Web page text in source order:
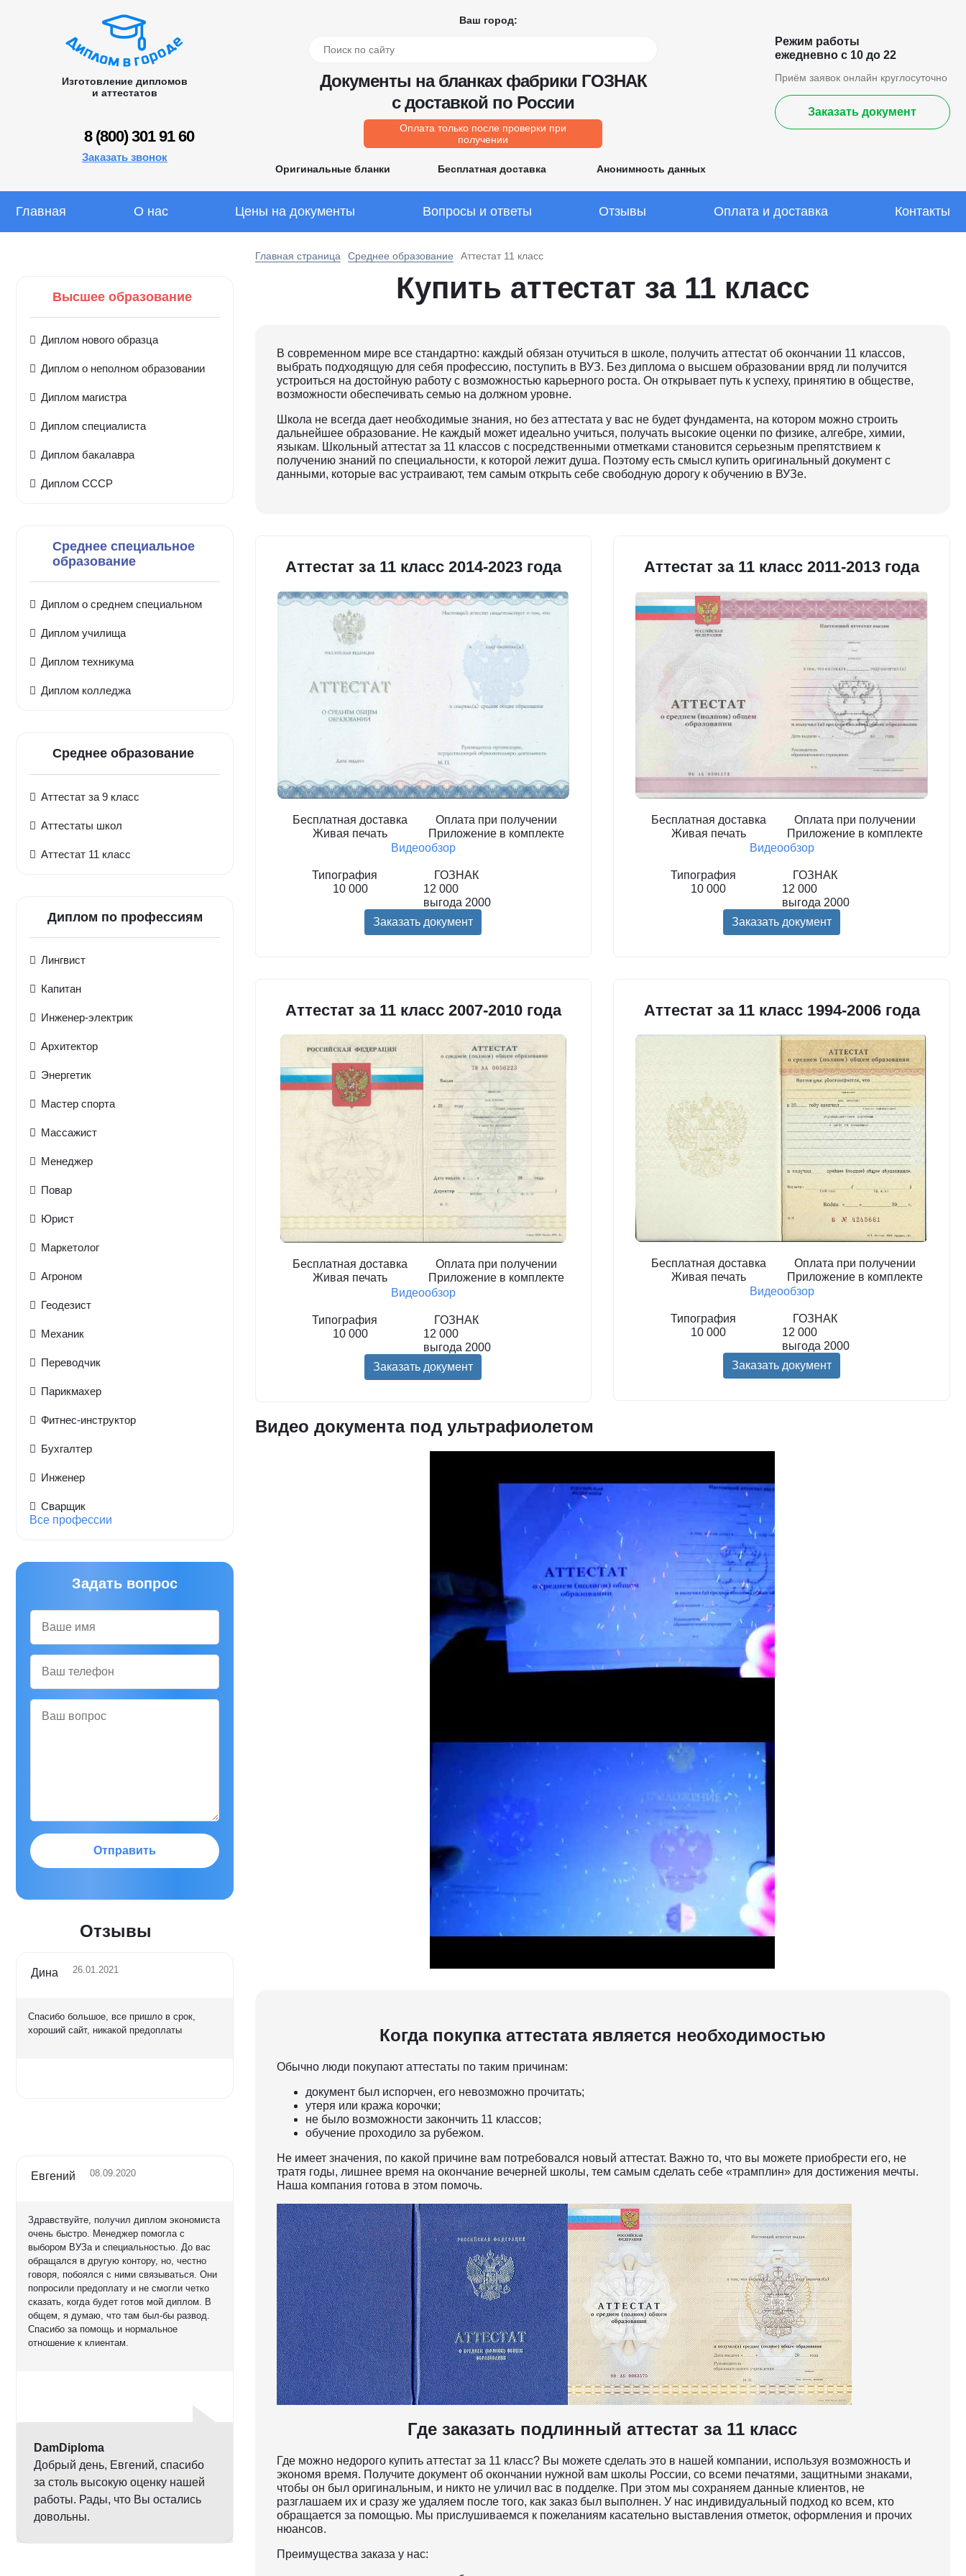
Изготовление дипломов
и аттестатов
8 (800) 301 91 60
Заказать звонок
Ваш город:
Документы на бланках фабрики ГОЗНАК
с доставкой по России
Оплата только после проверки при
получении
Оригинальные бланки Бесплатная доставка Анонимность данных
Режим работы
ежедневно с 10 до 22
Приём заявок онлайн круглосуточно
Заказать документ
Главная О нас Цены на документы Вопросы и ответы Отзывы Оплата и доставка Контакты
Главная страница Среднее образование Аттестат 11 класс
Высшее образование
Диплом нового образца
Диплом о неполном образовании
Диплом магистра
Диплом специалиста
Диплом бакалавра
Диплом СССР
Среднее специальное
образование
Диплом о среднем специальном
Диплом училища
Диплом техникума
Диплом колледжа
Среднее образование
Аттестат за 9 класс
Аттестаты школ
Аттестат 11 класс
Диплом по профессиям
Лингвист
Капитан
Инженер-электрик
Архитектор
Энергетик
Мастер спорта
Массажист
Менеджер
Повар
Юрист
Маркетолог
Агроном
Геодезист
Механик
Переводчик
Парикмахер
Фитнес-инструктор
Бухгалтер
Инженер
Сварщик
Все профессии
Задать вопрос
Отправить
Отзывы
Дина 26.01.2021
Спасибо большое, все пришло в срок,
хороший сайт, никакой предоплаты
Евгений 08.09.2020
Здравствуйте, получил диплом экономиста
очень быстро. Менеджер помогла с
выбором ВУЗа и специальностью. До вас
обращался в другую контору, но, честно
говоря, побоялся с ними связываться. Они
попросили предоплату и не смогли четко
сказать, когда будет готов мой диплом. В
общем, я думаю, что там был-бы развод.
Спасибо за помощь и нормальное
отношение к клиентам.
DamDiploma
Добрый день, Евгений, спасибо
за столь высокую оценку нашей
работы. Рады, что Вы остались
довольны.
Купить аттестат за 11 класс
В современном мире все стандартно: каждый обязан отучиться в школе, получить аттестат об окончании 11 классов,
выбрать подходящую для себя профессию, поступить в ВУЗ. Без диплома о высшем образовании вряд ли получится
устроиться на достойную работу с возможностью карьерного роста. Он открывает путь к успеху, принятию в обществе,
возможности обеспечивать семью на должном уровне.
Школа не всегда дает необходимые знания, но без аттестата у вас не будет фундамента, на котором можно строить
дальнейшее образование. Не каждый может идеально учиться, получать высокие оценки по физике, алгебре, химии,
языкам. Школьный аттестат за 11 классов с посредственными отметками становится серьезным препятствием к
получению знаний по специальности, к которой лежит душа. Поэтому есть смысл купить оригинальный документ с
данными, которые вас устраивают, тем самым открыть себе свободную дорогу к обучению в ВУЗе.
Аттестат за 11 класс 2014-2023 года
Бесплатная доставка
Живая печать
Оплата при получении
Приложение в комплекте
Видеообзор
Типография
ГОЗНАК
10 000
12 000
выгода 2000
Заказать документ
Аттестат за 11 класс 2011-2013 года
Бесплатная доставка
Живая печать
Оплата при получении
Приложение в комплекте
Видеообзор
Типография
ГОЗНАК
10 000
12 000
выгода 2000
Заказать документ
Аттестат за 11 класс 2007-2010 года
Бесплатная доставка
Живая печать
Оплата при получении
Приложение в комплекте
Видеообзор
Типография
ГОЗНАК
10 000
12 000
выгода 2000
Заказать документ
Аттестат за 11 класс 1994-2006 года
Бесплатная доставка
Живая печать
Оплата при получении
Приложение в комплекте
Видеообзор
Типография
ГОЗНАК
10 000
12 000
выгода 2000
Заказать документ
Видео документа под ультрафиолетом
Когда покупка аттестата является необходимостью
Обычно люди покупают аттестаты по таким причинам:
документ был испорчен, его невозможно прочитать;
утеря или кража корочки;
не было возможности закончить 11 классов;
обучение проходило за рубежом.
Не имеет значения, по какой причине вам потребовался новый аттестат. Важно то, что вы можете приобрести его, не
тратя годы, лишнее время на окончание вечерней школы, тем самым сделать себе «трамплин» для достижения мечты.
Наша компания готова в этом помочь.
Где заказать подлинный аттестат за 11 класс
Где можно недорого купить аттестат за 11 класс? Вы можете сделать это в нашей компании, используя возможность и
экономя время. Получите документ об окончании нужной вам школы России, со всеми печатями, защитными знаками,
чтобы он был оригинальным, и никто не уличил вас в подделке. При этом мы сохраняем данные клиентов, не
разглашаем их и сразу же удаляем после того, как заказ был выполнен. У нас индивидуальный подход ко всем, кто
обращается за помощью. Мы прислушиваемся к пожеланиям касательно выставления отметок, оформления и прочих
нюансов.
Преимущества заказа у нас: